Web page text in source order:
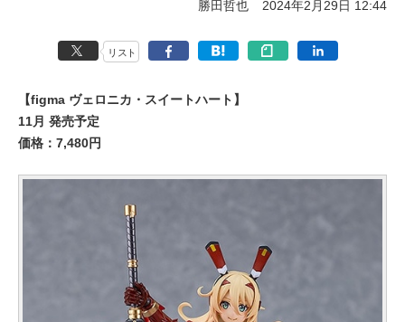
勝田哲也 2024年2月29日 12:44
リスト
【figma ヴェロニカ・スイートハート】
11月 発売予定
価格：7,480円